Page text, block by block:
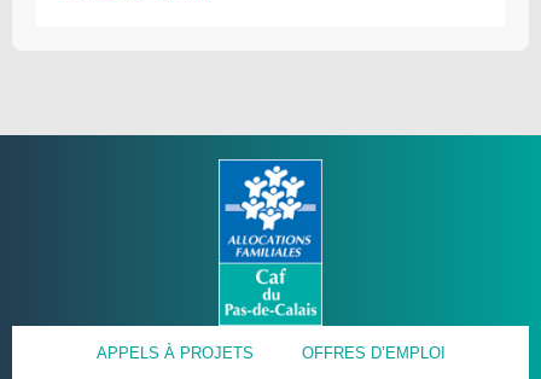
APPELS À PROJETS OFFRES D’EMPLOI